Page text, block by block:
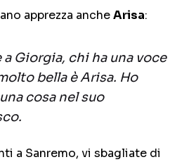
apprezza ancheArisa:
a Giorgia, chi ha una voce
bella è Arisa. Ho
cosa nel suo
a Sanremo, vi sbagliate di